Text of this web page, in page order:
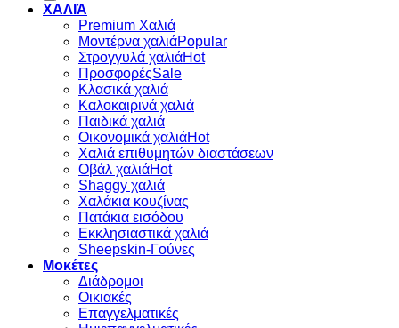
ΧΑΛΙΆ
Premium Χαλιά
Μοντέρνα χαλιά
Στρογγυλά χαλιά
Προσφορές
Κλασικά χαλιά
Καλοκαιρινά χαλιά
Παιδικά χαλιά
Οικονομικά χαλιά
Χαλιά επιθυμητών διαστάσεων
Οβάλ χαλιά
Shaggy χαλιά
Χαλάκια κουζίνας
Πατάκια εισόδου
Εκκλησιαστικά χαλιά
Sheepskin-Γούνες
Μοκέτες
Διάδρομοι
Οικιακές
Επαγγελματικές